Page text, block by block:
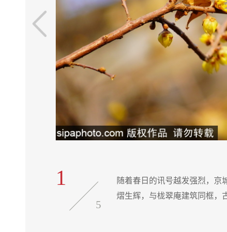
1
5
随着春日的讯号越发强烈，京
熠生辉，与栊翠庵建筑同框，